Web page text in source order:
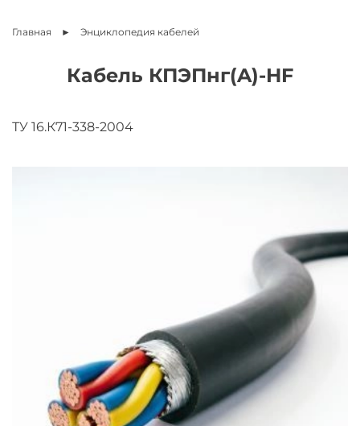
Главная Энциклопедия кабелей
Кабель КПЭПнг(A)-HF
ТУ 16.К71-338-2004